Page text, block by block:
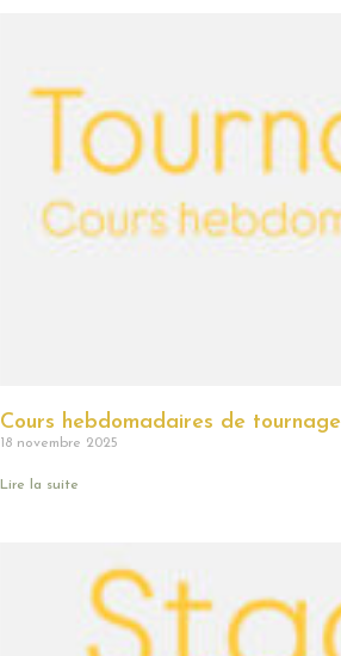
Cours hebdomadaires de tournage
18 novembre 2025
Lire la suite